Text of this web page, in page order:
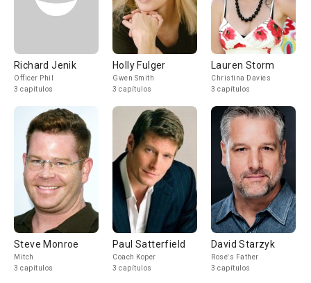
Richard Jenik
Officer Phil
3 capítulos
Holly Fulger
Gwen Smith
3 capítulos
Lauren Storm
Christina Davies
3 capítulos
Steve Monroe
Mitch
3 capítulos
Paul Satterfield
Coach Koper
3 capítulos
David Starzyk
Rose's Father
3 capítulos